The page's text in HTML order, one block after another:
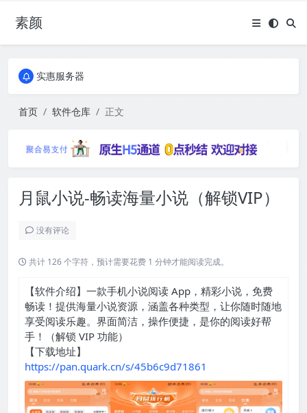
素颜全国免费包邮流量卡
实惠服务器
实惠服务器
首页 软件仓库 正文
月鼠小说-畅读海量小说（解锁VIP）
没有评论
共计 126 个字符，预计需要花费 1 分钟才能阅读完成。
【软件介绍】一款手机小说阅读 App，精彩小说，免费
畅读！提供海量小说资源，涵盖各种类型，让你随时随地
享受阅读乐趣。界面简洁，操作便捷，是你的阅读好帮
手！（解锁 VIP 功能）
【下载地址】
https://pan.quark.cn/s/45b6c9d71861